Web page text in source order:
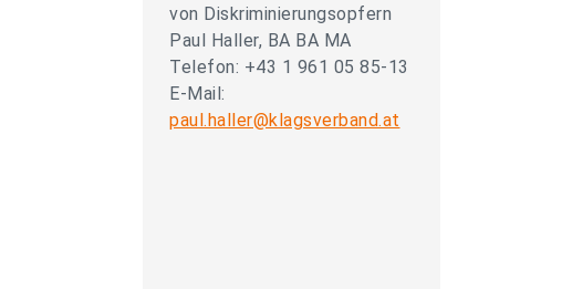
von Diskriminierungsopfern
Paul Haller, BA BA MA
Telefon: +43 1 961 05 85-13
E-Mail:
paul.haller@klagsverband.at